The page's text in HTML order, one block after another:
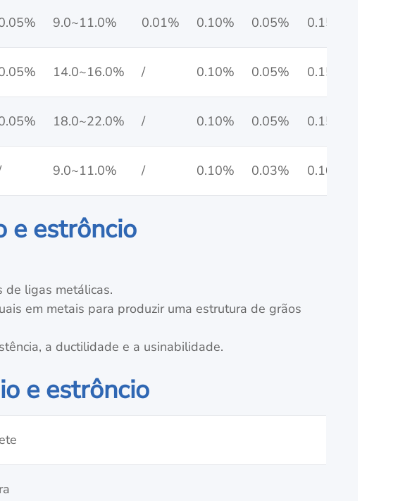
9.0~11.0% 0.01% 0.10% 0.05% 0.15%
14.0~16.0% / 0.10% 0.05% 0.15%
18.0~22.0% / 0.10% 0.05% 0.15%
9.0~11.0% / 0.10% 0.03% 0.10%
e estrôncio
de ligas metálicas.
em metais para produzir uma estrutura de grãos
a ductilidade e a usinabilidade.
e estrôncio